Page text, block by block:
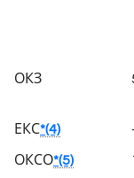
ОКЗ
ЕКС*(4)
ОКСО*(5)